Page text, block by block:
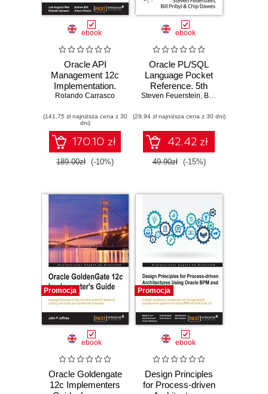
ebook
Oracle API
Management 12c
Implementation.
Learn how to
implement API
management using
Oracle's API
Management
Solution 12c
Rolando Carrasco
(141,75 zł najniższa cena z 30
dni)
170.10 zł
189.00zł (-10%)
ebook
Oracle PL/SQL
Language Pocket
Reference. 5th
Edition
Steven Feuerstein, Bill Pribyl
(29,94 zł najniższa cena z 30 dni)
42.42 zł
49.90zł (-15%)
Promocja
ebook
Oracle Goldengate
12c Implementers
Promocja
ebook
Design Principles
for Process-driven